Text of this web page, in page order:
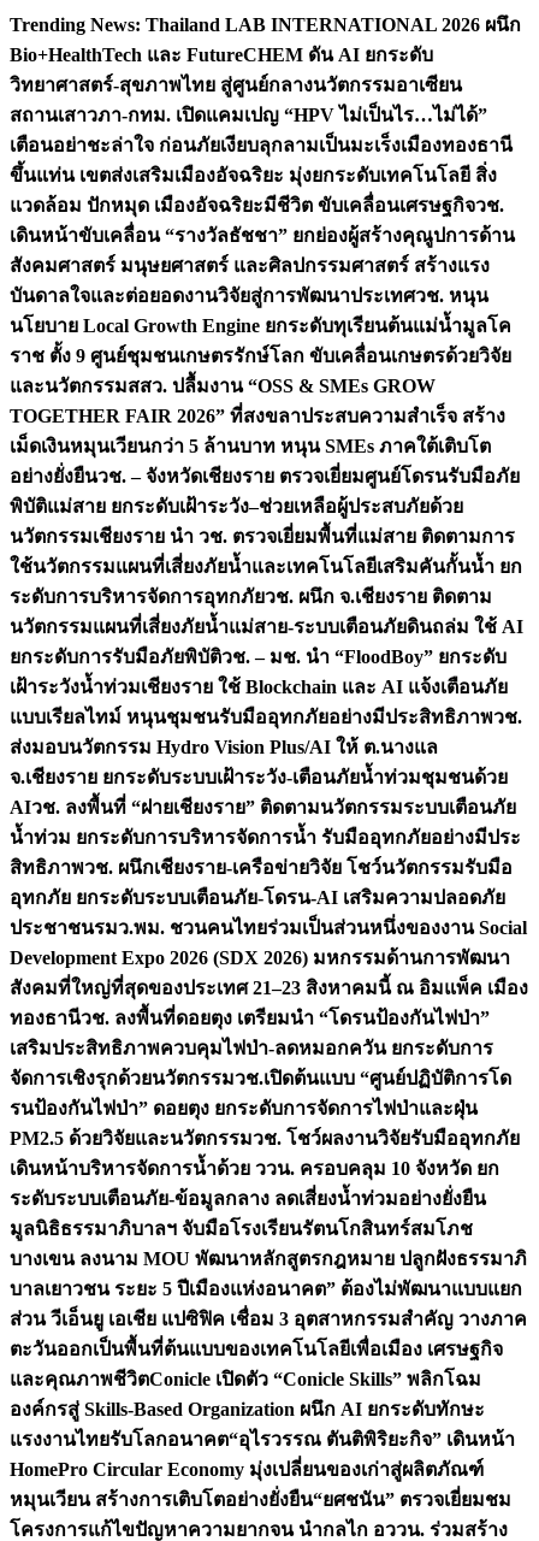
Skip
content
Trending News: Thailand LAB INTERNATIONAL 2026 ผนึก
Bio+HealthTech และ FutureCHEM ดัน AI ยกระดับ
วิทยาศาสตร์-สุขภาพไทย สู่ศูนย์กลางนวัตกรรมอาเซียน
สถานเสาวภา-กทม. เปิดแคมเปญ “HPV ไม่เป็นไร…ไม่ได้”
เตือนอย่าชะล่าใจ ก่อนภัยเงียบลุกลามเป็นมะเร็งเมืองทองธานี
ขึ้นแท่น เขตส่งเสริมเมืองอัจฉริยะ มุ่งยกระดับเทคโนโลยี สิ่ง
แวดล้อม ปักหมุด เมืองอัจฉริยะมีชีวิต ขับเคลื่อนเศรษฐกิจวช.
เดินหน้าขับเคลื่อน “รางวัลธัชชา” ยกย่องผู้สร้างคุณูปการด้าน
สังคมศาสตร์ มนุษยศาสตร์ และศิลปกรรมศาสตร์ สร้างแรง
บันดาลใจและต่อยอดงานวิจัยสู่การพัฒนาประเทศวช. หนุน
นโยบาย Local Growth Engine ยกระดับทุเรียนต้นแม่น้ำมูลโค
ราช ตั้ง 9 ศูนย์ชุมชนเกษตรรักษ์โลก ขับเคลื่อนเกษตรด้วยวิจัย
และนวัตกรรมสสว. ปลื้มงาน “OSS & SMEs GROW
TOGETHER FAIR 2026” ที่สงขลาประสบความสำเร็จ สร้าง
เม็ดเงินหมุนเวียนกว่า 5 ล้านบาท หนุน SMEs ภาคใต้เติบโต
อย่างยั่งยืนวช. – จังหวัดเชียงราย ตรวจเยี่ยมศูนย์โดรนรับมือภัย
พิบัติแม่สาย ยกระดับเฝ้าระวัง–ช่วยเหลือผู้ประสบภัยด้วย
นวัตกรรมเชียงราย นำ วช. ตรวจเยี่ยมพื้นที่แม่สาย ติดตามการ
ใช้นวัตกรรมแผนที่เสี่ยงภัยน้ำและเทคโนโลยีเสริมคันกั้นน้ำ ยก
ระดับการบริหารจัดการอุทกภัยวช. ผนึก จ.เชียงราย ติดตาม
นวัตกรรมแผนที่เสี่ยงภัยน้ำแม่สาย-ระบบเตือนภัยดินถล่ม ใช้ AI
ยกระดับการรับมือภัยพิบัติวช. – มช. นำ “FloodBoy” ยกระดับ
เฝ้าระวังน้ำท่วมเชียงราย ใช้ Blockchain และ AI แจ้งเตือนภัย
แบบเรียลไทม์ หนุนชุมชนรับมืออุทกภัยอย่างมีประสิทธิภาพวช.
ส่งมอบนวัตกรรม Hydro Vision Plus/AI ให้ ต.นางแล
จ.เชียงราย ยกระดับระบบเฝ้าระวัง-เตือนภัยน้ำท่วมชุมชนด้วย
AIวช. ลงพื้นที่ “ฝายเชียงราย” ติดตามนวัตกรรมระบบเตือนภัย
น้ำท่วม ยกระดับการบริหารจัดการน้ำ รับมืออุทกภัยอย่างมีประ
สิทธิภาพวช. ผนึกเชียงราย-เครือข่ายวิจัย โชว์นวัตกรรมรับมือ
อุทกภัย ยกระดับระบบเตือนภัย-โดรน-AI เสริมความปลอดภัย
ประชาชนรมว.พม. ชวนคนไทยร่วมเป็นส่วนหนึ่งของงาน Social
Development Expo 2026 (SDX 2026) มหกรรมด้านการพัฒนา
สังคมที่ใหญ่ที่สุดของประเทศ 21–23 สิงหาคมนี้ ณ อิมแพ็ค เมือง
ทองธานีวช. ลงพื้นที่ดอยตุง เตรียมนำ “โดรนป้องกันไฟป่า”
เสริมประสิทธิภาพควบคุมไฟป่า-ลดหมอกควัน ยกระดับการ
จัดการเชิงรุกด้วยนวัตกรรมวช.เปิดต้นแบบ “ศูนย์ปฏิบัติการโด
รนป้องกันไฟป่า” ดอยตุง ยกระดับการจัดการไฟป่าและฝุ่น
PM2.5 ด้วยวิจัยและนวัตกรรมวช. โชว์ผลงานวิจัยรับมืออุทกภัย
เดินหน้าบริหารจัดการน้ำด้วย ววน. ครอบคลุม 10 จังหวัด ยก
ระดับระบบเตือนภัย-ข้อมูลกลาง ลดเสี่ยงน้ำท่วมอย่างยั่งยืน
มูลนิธิธรรมาภิบาลฯ จับมือโรงเรียนรัตนโกสินทร์สมโภช
บางเขน ลงนาม MOU พัฒนาหลักสูตรกฎหมาย ปลูกฝังธรรมาภิ
บาลเยาวชน ระยะ 5 ปีเมืองแห่งอนาคต” ต้องไม่พัฒนาแบบแยก
ส่วน วีเอ็นยู เอเชีย แปซิฟิค เชื่อม 3 อุตสาหกรรมสำคัญ วางภาค
ตะวันออกเป็นพื้นที่ต้นแบบของเทคโนโลยีเพื่อเมือง เศรษฐกิจ
และคุณภาพชีวิตConicle เปิดตัว “Conicle Skills” พลิกโฉม
องค์กรสู่ Skills-Based Organization ผนึก AI ยกระดับทักษะ
แรงงานไทยรับโลกอนาคต“อุไรวรรณ ตันติพิริยะกิจ” เดินหน้า
HomePro Circular Economy มุ่งเปลี่ยนของเก่าสู่ผลิตภัณฑ์
หมุนเวียน สร้างการเติบโตอย่างยั่งยืน“ยศชนัน” ตรวจเยี่ยมชม
โครงการแก้ไขปัญหาความยากจน นำกลไก อววน. ร่วมสร้าง